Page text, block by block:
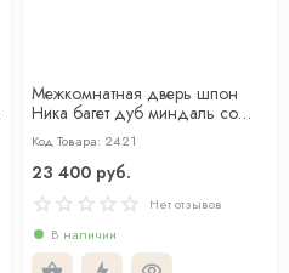
Межкомнатная дверь шпон
Ника багет дуб миндаль со
стеклом
Код Товара: 2421
23 400 руб.
Нет отзывов
В наличии